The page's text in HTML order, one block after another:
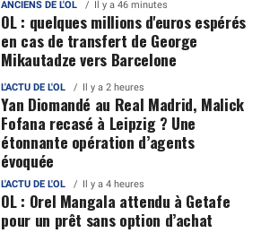
ANCIENS DE L'OL Il y a 46 minutes
OL : quelques millions d'euros espérés
en cas de transfert de George
Mikautadze vers Barcelone
L'ACTU DE L'OL Il y a 2 heures
Yan Diomandé au Real Madrid, Malick
Fofana recasé à Leipzig ? Une
étonnante opération d’agents
évoquée
L'ACTU DE L'OL Il y a 4 heures
OL : Orel Mangala attendu à Getafe
pour un prêt sans option d’achat